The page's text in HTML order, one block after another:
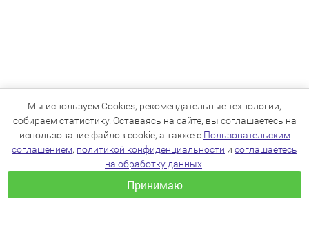
Мы используем Cookies, рекомендательные технологии,
собираем статистику. Оставаясь на сайте, вы соглашаетесь на
использование файлов cookie, а также с Пользовательским
соглашением, политикой конфиденциальности и соглашаетесь
на обработку данных
Принимаю